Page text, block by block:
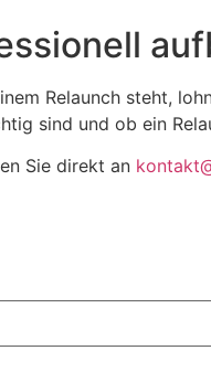
Relaunch steht,
sind und ob ein
Sie direkt an